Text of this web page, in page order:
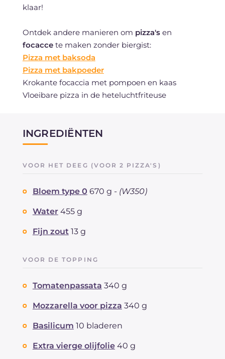
klaar!
Ontdek andere manieren om pizza'sen
focaccete maken zonder biergist:
Pizza met baksoda
Pizza met bakpoeder
Krokante focaccia met pompoen en kaas
Vloeibare pizza in de heteluchtfriteuse
INGREDIËNTEN
VOOR HET DEEG (VOOR 2 PIZZA'S)
Bloem type 0 670 g - (W350)
Water 455 g
Fijn zout 13 g
VOOR DE TOPPING
Tomatenpassata 340 g
Mozzarella voor pizza 340 g
Basilicum 10 bladeren
Extra vierge olijfolie 40 g